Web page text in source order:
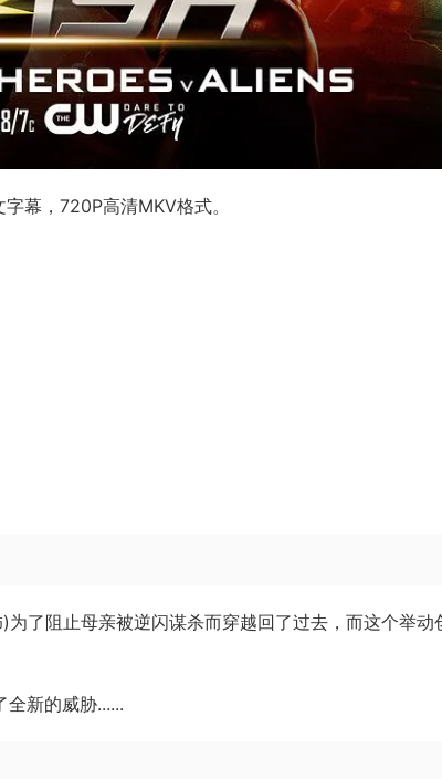
幕，720P高清MKV格式。
了阻止母亲被逆闪谋杀而穿越回了过去，而这个举动
全新的威胁......